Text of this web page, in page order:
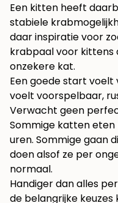
Een kitten heeft
stabiele
daar inspiratie voor
krabpaal voor kittens
onzekere kat.
Een goede start voelt
voelt voorspelbaar,
Verwacht geen
Sommige katten
uren. Sommige gaan
doen alsof ze per
normaal.
Handiger dan alles
de belangrijke